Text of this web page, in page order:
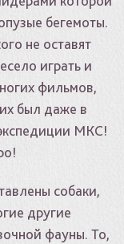
бегемоты.
не оставят
играть и
фильмов,
был даже в
МКС!
собаки,
другие
фауны. То,